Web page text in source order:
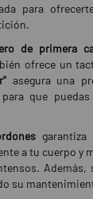
para
de primera
ofrece un
asegura una
que
a tu cuerpo y
Además,
su